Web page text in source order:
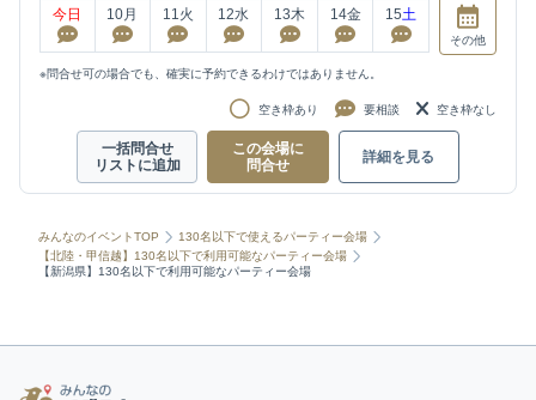
今日 10月 11火 12水 13木 14金 15土
その他
※問合せ可の場合でも、確実に予約できるわけではありません。
空き枠あり 要相談 空き枠なし
一括問合せ
リストに追加
この会場に
問合せ
詳細を見る
みんなのイベントTOP
130名以下で使えるパーティー会場
【北陸・甲信越】130名以下で利用可能なパーティー会場
【新潟県】130名以下で利用可能なパーティー会場